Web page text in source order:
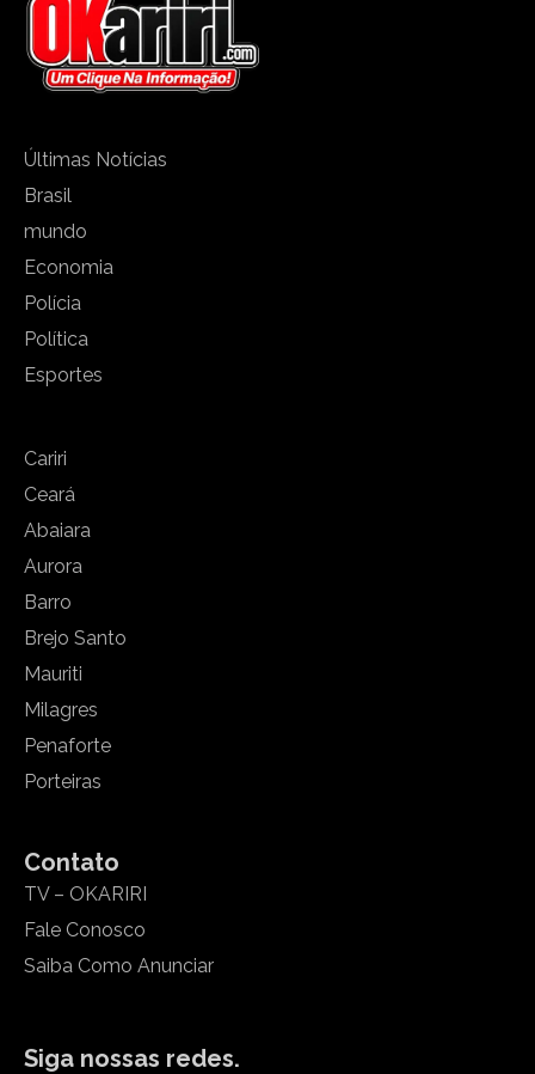
Últimas Notícias
Brasil
mundo
Economia
Polícia
Política
Esportes
Cariri
Ceará
Abaiara
Aurora
Barro
Brejo Santo
Mauriti
Milagres
Penaforte
Porteiras
Contato
TV – OKARIRI
Fale Conosco
Saiba Como Anunciar
Siga nossas redes.